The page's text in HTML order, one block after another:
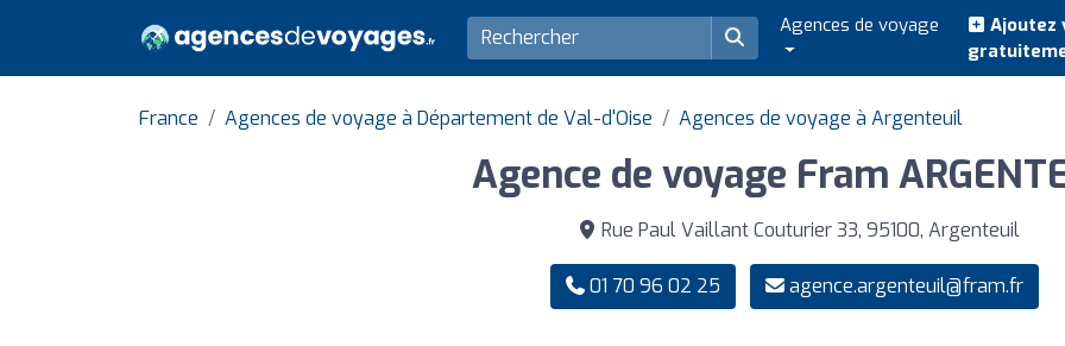
Agences de voyage
Ajoutez
France Agences de voyage à Département de Val-d'Oise Agences de voyage à Argenteuil
Agence de voyage Fram
Rue Paul Vaillant Couturier 33, 95100, Argenteuil
01 70 96 02 25 agence.argenteuil@fram.fr